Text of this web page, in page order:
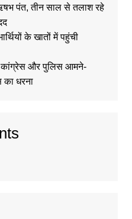
पंत, तीन साल से तलाश रहे
के खातों में पहुंची
कांग्रेस और पुलिस आमने-
का धरना